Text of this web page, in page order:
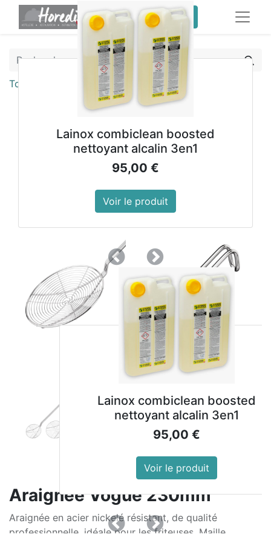
service client pro
Tous les produits Araignée Vogue 230mm
Araignée Vogue 230mm
Araignée en acier nickelé résistant, de qualité
professionnelle, idéale pour les friteuses. Maille
Lainox combiclean boosted
nettoyant alcalin 3en1
95,00 €
Voir le produit
PrécedentSuivant
Lainox combiclean boosted
nettoyant alcalin 3en1
95,00€
Voir le produit
PrécedentSuivant